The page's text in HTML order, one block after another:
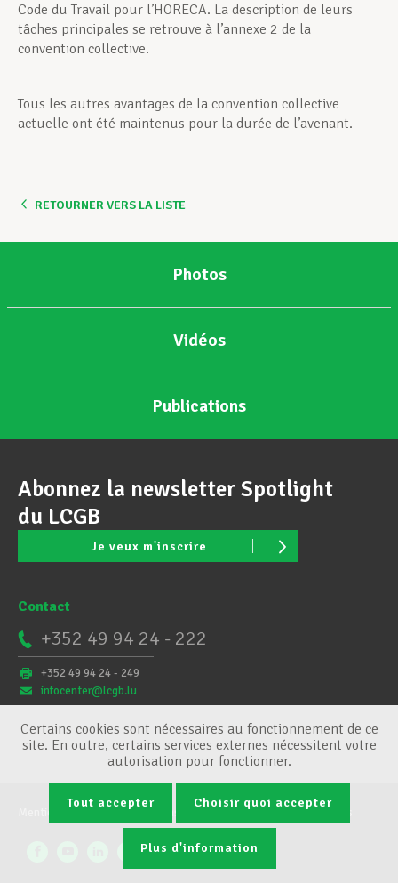
Code du Travail pour l’HORECA. La description de leurs
tâches principales se retrouve à l’annexe 2 de la
convention collective.
Tous les autres avantages de la convention collective
actuelle ont été maintenus pour la durée de l’avenant.
RETOURNER VERS LA LISTE
Photos
Vidéos
Publications
Abonnez la newsletter Spotlight
du LCGB
Je veux m'inscrire
Contact
+352 49 94 24 - 222
+352 49 94 24 - 249
infocenter@lcgb.lu
Conditions générales Gestion des cookies
Certains cookies sont nécessaires au fonctionnement de ce
site. En outre, certains services externes nécessitent votre
autorisation pour fonctionner.
Tout accepter Choisir quoi accepter
Plus d'information